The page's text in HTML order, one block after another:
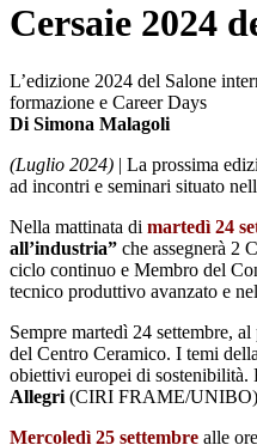
Cersaie 2024
L’edizione 2024 del Salone
formazione e Career Days
Di Simona Malagoli
(Luglio 2024) | La prossima
ad incontri e seminari situato
Nella mattinata di martedì 24
all’industria” che assegnerà 2
ciclo continuo e Membro del
tecnico produttivo avanzato e
Sempre martedì 24 settembre,
del Centro Ceramico. I temi
obiettivi europei di sostenibilità.
Allegri(CIRI FRAME/
Mercoledì 25 settembre alle